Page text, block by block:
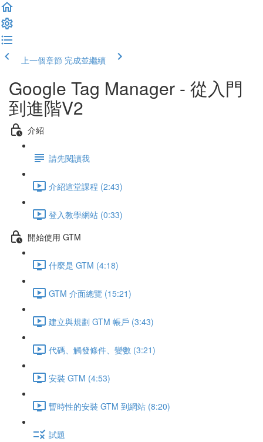
上一個章節 完成並繼續
Google Tag Manager - 從入門
到進階V2
介紹
請先閱讀我
介紹這堂課程 (2:43)
登入教學網站 (0:33)
開始使用 GTM
什麼是 GTM (4:18)
GTM 介面總覽 (15:21)
建立與規劃 GTM 帳戶 (3:43)
代碼、觸發條件、變數 (3:21)
安裝 GTM (4:53)
暫時性的安裝 GTM 到網站 (8:20)
試題